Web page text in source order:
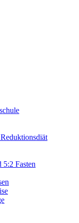
5:2 Fasten